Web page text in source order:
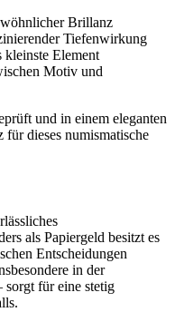
Brillanz
Tiefenwirkung
kleinste Element
Motiv und
und in einem eleganten
dieses numismatische
als Papiergeld besitzt es
Entscheidungen
in der
für eine stetig